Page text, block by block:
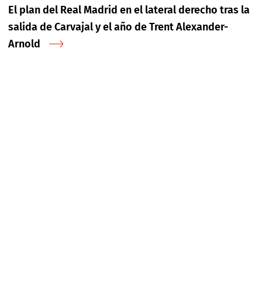
El plan del Real Madrid en el lateral derecho tras la
salida de Carvajal y el año de Trent Alexander-
Arnold